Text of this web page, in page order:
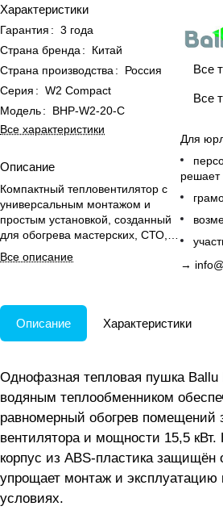
Характеристики
Гарантия : 3 года
Страна бренда :
Китай
Страна производства :
Россия
Серия : W2 Compact
Модель:
BHP-W2-20-С
Все характеристики
Описание
Компактный тепловентилятор с
универсальным монтажом и
простым установкой, созданный
для обогрева мастерских, СТО,
гаражей и торговых помещений.
Все описание
Все
Все
Для
решает
→
Описание Характеристики
Однофазная тепловая пушка Ballu
водяным теплообменником
равномерный обогрев помещений
вентилятора и мощности 15,5 кВт.
корпус из ABS-пластика защищён
упрощает монтаж и эксплуатацию
условиях.